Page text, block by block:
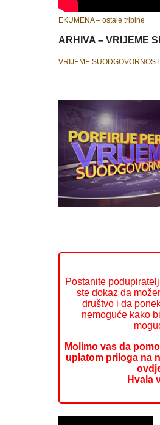
EKUMENA – ostale tribine
ARHIVA – VRIJEME
VRIJEME
Postanite
ste dokaz da
društvo i da
nemoguće kako
Molimo vas da
uplatom priloga na
Hvala